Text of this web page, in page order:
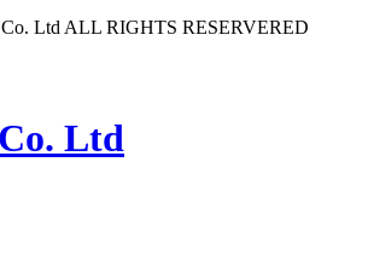
Ltd ALL RIGHTS RESERVERED